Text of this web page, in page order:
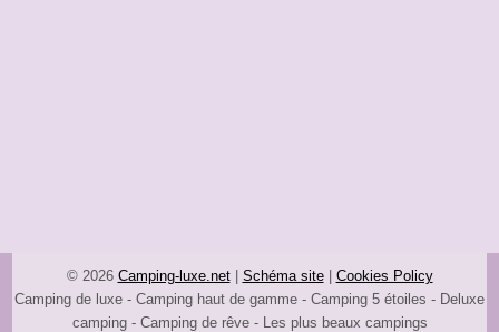
© 2026 Camping-luxe.net| Schéma site| Cookies Policy
Camping de luxe - Camping haut de gamme - Camping 5 étoiles - Deluxe
camping - Camping de rêve - Les plus beaux campings